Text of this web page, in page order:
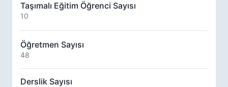
Taşımalı Eğitim Öğrenci Sayısı
10
Öğretmen Sayısı
48
Derslik Sayısı